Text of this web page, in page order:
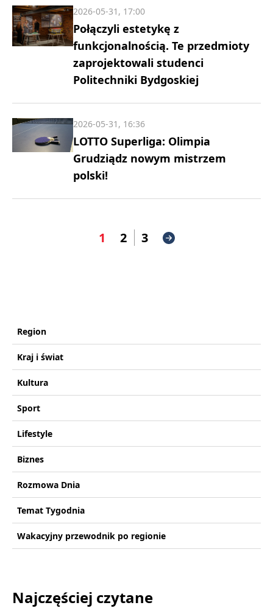
Połączyli estetykę z
funkcjonalnością. Te przedmioty
zaprojektowali studenci
Politechniki Bydgoskiej
2026-05-31, 17:00
LOTTO Superliga: Olimpia
Grudziądz nowym mistrzem
polski!
2026-05-31, 16:36
1 2 3
Region
Kraj i świat
Kultura
Sport
Lifestyle
Biznes
Rozmowa Dnia
Temat Tygodnia
Wakacyjny przewodnik po regionie
Najczęściej czytane